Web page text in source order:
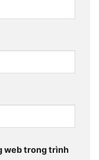
web trong trình